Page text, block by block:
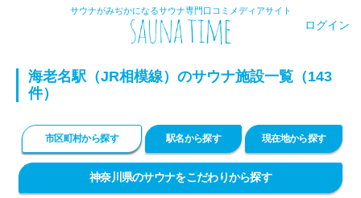
サウナがみぢかになるサウナ専門口コミメディアサイト
ログイン
海老名駅（JR相模線）のサウナ施設一覧（143
件）
市区町村から探す 駅名から探す 現在地から探す
神奈川県のサウナをこだわりから探す